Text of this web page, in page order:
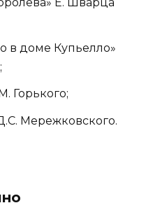
в доме Купьелло»
Горького;
Мережковского.